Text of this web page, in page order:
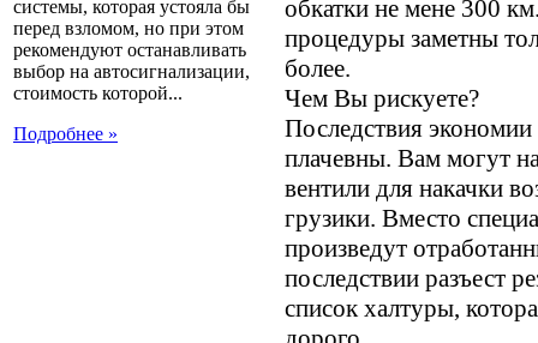
системы, которая устояла бы
перед взломом, но при этом
рекомендуют останавливать
выбор на автосигнализации,
стоимость которой...
Подробнее »
обкатки не мене 300
процедуры заметны
более.
Чем Вы рискуете?
Последствия экономии
плачевны. Вам могут
вентили для накачки
грузики. Вместо
произведут
последствии разъест
список халтуры,